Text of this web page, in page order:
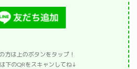
方は上のボタンをタップ！
下のQRをスキャンしてね↓